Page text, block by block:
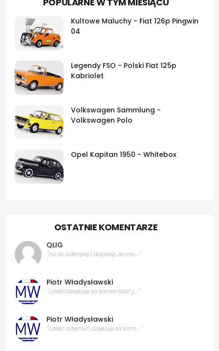
Kultowe Maluchy - Fiat 126p Pingwin
04
Legendy FSO - Polski Fiat 125p
Kabriolet
Volkswagen Sammlung -
Volkswagen Polo
Opel Kapitan 1950 - Whitebox
OSTATNIE KOMENTARZE
QLIG
"no to odkopię i dopiszę, że mo..."
Piotr Władysławski
"cześć!dziękuję za komentarz! j..."
Piotr Władysławski
"cześć artemis! dziękuję za kom..."